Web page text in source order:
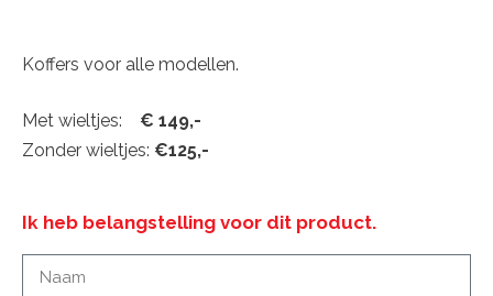
Koffers voor alle modellen.
Met wieltjes: € 149,-
Zonder wieltjes: €125,-
Ik heb belangstelling voor dit product.